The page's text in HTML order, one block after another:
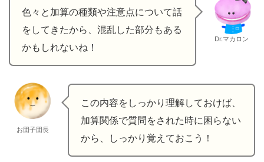
色々と加算の種類や注意点について話
をしてきたから、混乱した部分もある
かもしれないね！
Dr.マカロン
お団子団長
この内容をしっかり理解しておけば、
加算関係で質問をされた時に困らない
から、しっかり覚えておこう！